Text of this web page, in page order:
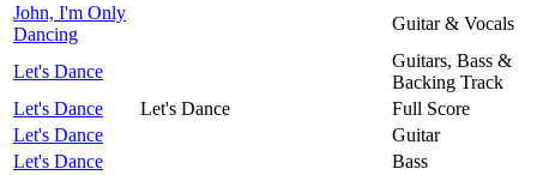
John, I'm Only
Dancing
Guitar & Vocals
Let's Dance
Guitars, Bass &
Backing Track
Let's Dance
Let's Dance
Full Score
Let's Dance
Guitar
Let's Dance
Bass